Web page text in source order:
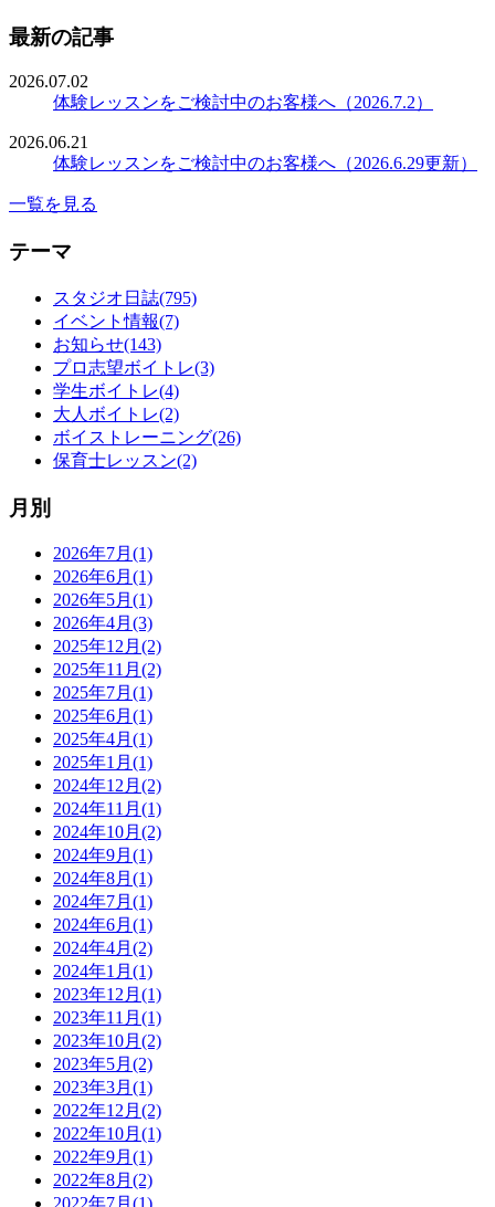
最新の記事
2026.07.02
体験レッスンをご検討中のお客様へ（2026.7.2）
2026.06.21
体験レッスンをご検討中のお客様へ（2026.6.29更新）
一覧を見る
テーマ
スタジオ日誌(795)
イベント情報(7)
お知らせ(143)
プロ志望ボイトレ(3)
学生ボイトレ(4)
大人ボイトレ(2)
ボイストレーニング(26)
保育士レッスン(2)
月別
2026年7月(1)
2026年6月(1)
2026年5月(1)
2026年4月(3)
2025年12月(2)
2025年11月(2)
2025年7月(1)
2025年6月(1)
2025年4月(1)
2025年1月(1)
2024年12月(2)
2024年11月(1)
2024年10月(2)
2024年9月(1)
2024年8月(1)
2024年7月(1)
2024年6月(1)
2024年4月(2)
2024年1月(1)
2023年12月(1)
2023年11月(1)
2023年10月(2)
2023年5月(2)
2023年3月(1)
2022年12月(2)
2022年10月(1)
2022年9月(1)
2022年8月(2)